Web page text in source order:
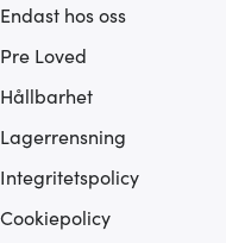
Endast hos oss
Pre Loved
Hållbarhet
Lagerrensning
Integritetspolicy
Cookiepolicy